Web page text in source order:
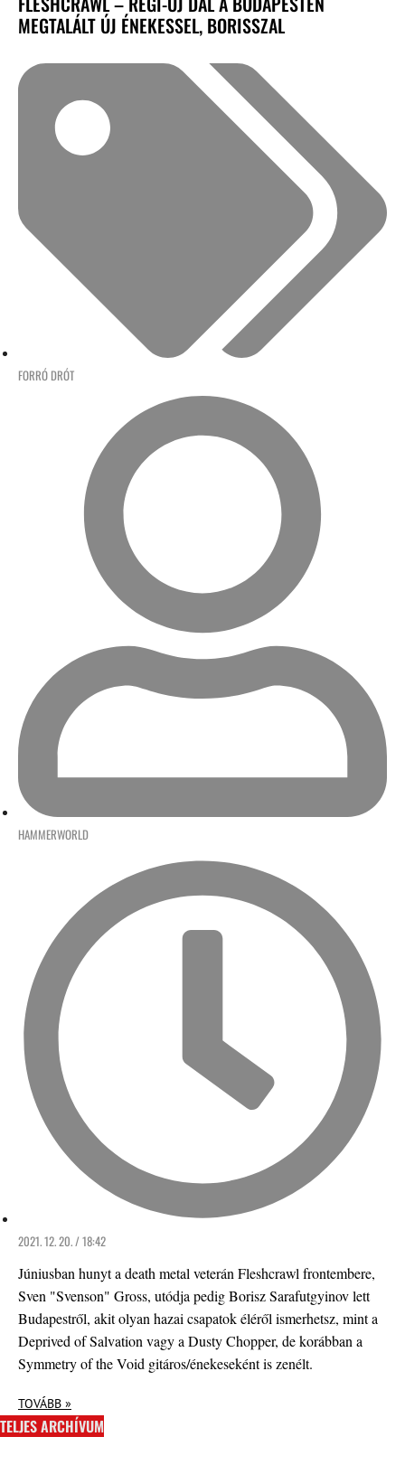
MEGTALÁLT ÚJ ÉNEKESSEL, BORISSZAL
FORRÓ DRÓT
HAMMERWORLD
2021. 12. 20. / 18:42
Júniusban hunyt a death metal veterán Fleshcrawl frontembere,
Sven "Svenson" Gross, utódja pedig Borisz Sarafutgyinov lett
Budapestről, akit olyan hazai csapatok éléről ismerhetsz, mint a
Deprived of Salvation vagy a Dusty Chopper, de korábban a
Symmetry of the Void gitáros/énekeseként is zenélt.
TOVÁBB »
TELJES ARCHÍVUM